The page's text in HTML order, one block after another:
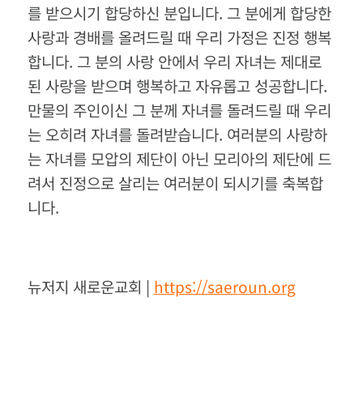
를 받으시기 합당하신 분입니다. 그 분에게 합당한
사랑과 경배를 올려드릴 때 우리 가정은 진정 행복
합니다. 그 분의 사랑 안에서 우리 자녀는 제대로
된 사랑을 받으며 행복하고 자유롭고 성공합니다.
만물의 주인이신 그 분께 자녀를 돌려드릴 때 우리
는 오히려 자녀를 돌려받습니다. 여러분의 사랑하
는 자녀를 모압의 제단이 아닌 모리아의 제단에 드
려서 진정으로 살리는 여러분이 되시기를 축복합
니다.
뉴저지 새로운교회 | https://saeroun.org